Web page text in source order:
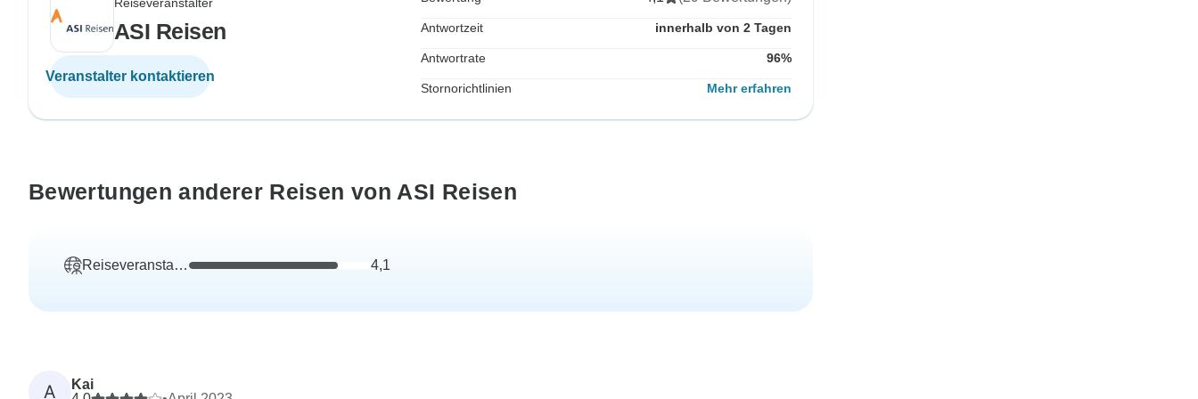
ASI Reisen
Veranstalter kontaktieren
Antwortzeit innerhalb von 2 Tagen
Antwortrate 96%
Stornorichtlinien Mehr erfahren
Bewertungen anderer Reisen von ASI Reisen
Reiseveranstalter 4,1
A
Kai